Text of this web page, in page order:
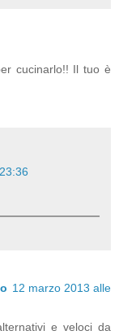
cucinarlo!! Il tuo è
12 marzo 2013 alle
e veloci da